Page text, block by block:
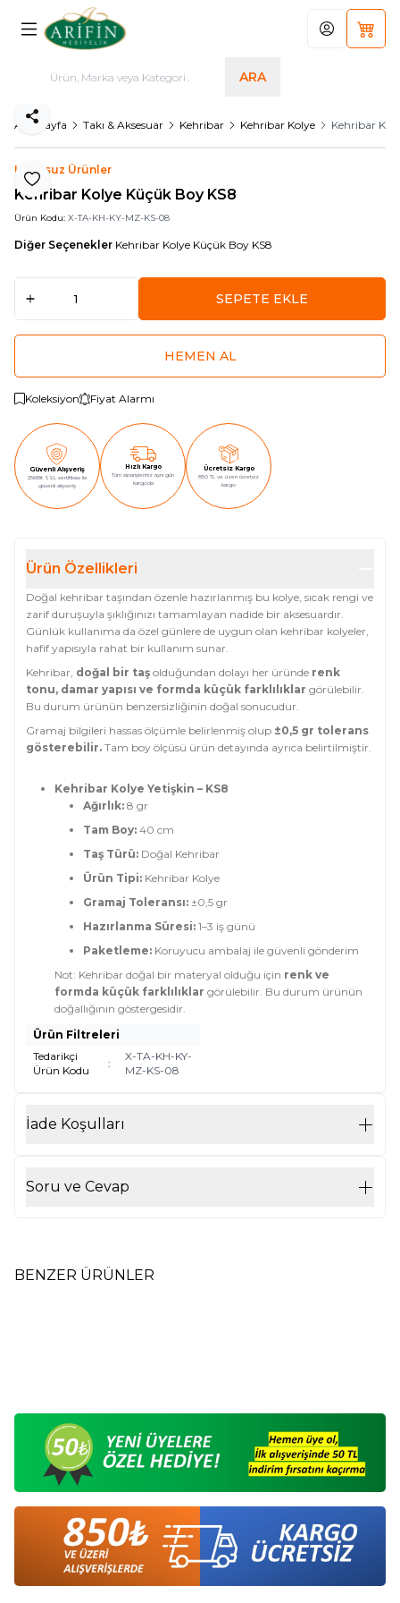
ARA
Hesabım
Ana Sayfa Takı & Aksesuar Kehribar Kehribar Kolye Kehribar
Favoriye Ekle
Paylaş
Logosuz Ürünler
Kehribar Kolye Küçük Boy KS8
Ürün Kodu: X-TA-KH-KY-MZ-KS-08
Diğer Seçenekler Kehribar Kolye Küçük Boy KS8
SEPETE EKLE
HEMEN AL
Koleksiyon Fiyat Alarmı
Güvenli Alışveriş
256Bit SSL sertifikası ile
güvenli alışveriş
Hızlı Kargo
Tüm siparişleriniz aynı gün
kargoda
Ücretsiz Kargo
850 TL ve üzeri ücretsiz
kargo
Ürün Özellikleri
Doğal kehribar taşından özenle hazırlanmış bu kolye, sıcak rengi ve
zarif duruşuyla şıklığınızı tamamlayan nadide bir aksesuardır.
Günlük kullanıma da özel günlere de uygun olan kehribar kolyeler,
hafif yapısıyla rahat bir kullanım sunar.
Kehribar, doğal bir taş olduğundan dolayı her üründe renk
tonu, damar yapısı ve formda küçük farklılıklar görülebilir.
Bu durum ürünün benzersizliğinin doğal sonucudur.
Gramaj bilgileri hassas ölçümle belirlenmiş olup ±0,5 gr tolerans
gösterebilir. Tam boy ölçüsü ürün detayında ayrıca belirtilmiştir.
Kehribar Kolye Yetişkin – KS8
Ağırlık: 8 gr
Tam Boy: 40 cm
Taş Türü: Doğal Kehribar
Ürün Tipi: Kehribar Kolye
Gramaj Toleransı: ±0,5 gr
Hazırlanma Süresi: 1–3 iş günü
Paketleme: Koruyucu ambalaj ile güvenli gönderim
Not: Kehribar doğal bir materyal olduğu için renk ve
formda küçük farklılıklar görülebilir. Bu durum ürünün
doğallığının göstergesidir.
Ürün Filtreleri
Tedarikçi
Ürün Kodu
:
X-TA-KH-KY-
MZ-KS-08
İade Koşulları
Soru ve Cevap
BENZER ÜRÜNLER